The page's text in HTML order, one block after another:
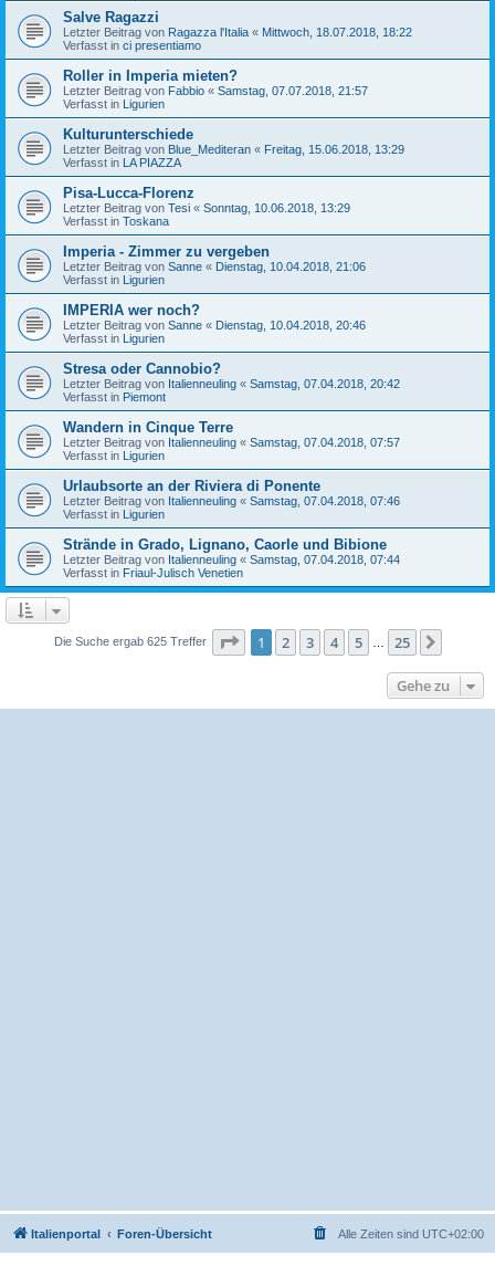
Salve Ragazzi
Letzter Beitrag von Ragazza l'Italia « Mittwoch, 18.07.2018, 18:22
Verfasst in ci presentiamo
Roller in Imperia mieten?
Letzter Beitrag von Fabbio « Samstag, 07.07.2018, 21:57
Verfasst in Ligurien
Kulturunterschiede
Letzter Beitrag von Blue_Mediteran « Freitag, 15.06.2018, 13:29
Verfasst in LA PIAZZA
Pisa-Lucca-Florenz
Letzter Beitrag von Tesi « Sonntag, 10.06.2018, 13:29
Verfasst in Toskana
Imperia - Zimmer zu vergeben
Letzter Beitrag von Sanne « Dienstag, 10.04.2018, 21:06
Verfasst in Ligurien
IMPERIA wer noch?
Letzter Beitrag von Sanne « Dienstag, 10.04.2018, 20:46
Verfasst in Ligurien
Stresa oder Cannobio?
Letzter Beitrag von Italienneuling « Samstag, 07.04.2018, 20:42
Verfasst in Piemont
Wandern in Cinque Terre
Letzter Beitrag von Italienneuling « Samstag, 07.04.2018, 07:57
Verfasst in Ligurien
Urlaubsorte an der Riviera di Ponente
Letzter Beitrag von Italienneuling « Samstag, 07.04.2018, 07:46
Verfasst in Ligurien
Strände in Grado, Lignano, Caorle und Bibione
Letzter Beitrag von Italienneuling « Samstag, 07.04.2018, 07:44
Verfasst in Friaul-Julisch Venetien
Die Suche ergab 625 Treffer Seite 1von 25
1 2 3 4 5 25
Gehe zu
Italienportal Foren-Übersicht Alle Zeiten sind UTC+02:00